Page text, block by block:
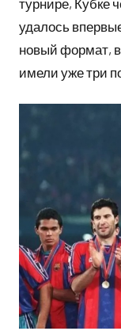
удалось
новый формат, в
имели уже три